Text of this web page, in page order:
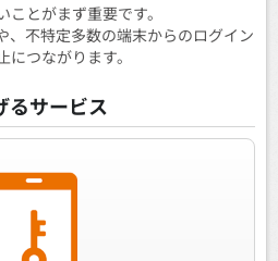
とがまず重要です。
、不特定多数の端末からのログイン
つながります。
るサービス